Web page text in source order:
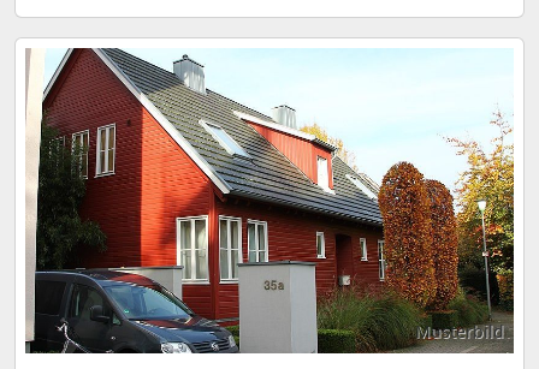
Musterbild